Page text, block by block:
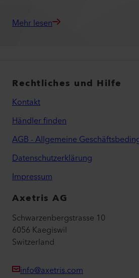
Mehr lesen
Rechtliches und Hilfe
Kontakt
Händler finden
AGB - Allgemeine
Datenschutzerklärung
Impressum
Axetris AG
Schwarzenbergstrasse 10
6056 Kaegiswil
Switzerland
info@axetris.com